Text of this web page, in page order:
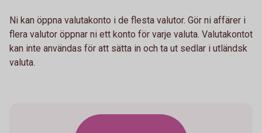
Ni kan öppna valutakonto i de flesta valutor. Gör ni affärer i
flera valutor öppnar ni ett konto för varje valuta. Valutakontot
kan inte användas för att sätta in och ta ut sedlar i utländsk
valuta.